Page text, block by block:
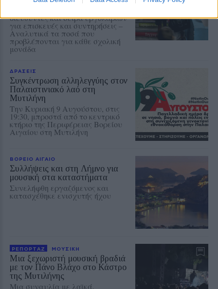
διευθυντές και σειρά εργολαβιών
για επισκευές και συντηρήσεις –
Αναλυτικά τα ποσά που
προβλέπονται για κάθε σχολική
μονάδα
ΔΡΑΣΕΙΣ
Συγκέντρωση αλληλεγγύης στον
Παλαιστινιακό λαό στη
Μυτιλήνη
Την Κυριακή 9 Αυγούστου, στις
19:30, μπροστά από το κεντρικό
κτήριο της Περιφέρειας Βορείου
Αιγαίου στη Μυτιλήνη
ΒΟΡΕΙΟ ΑΙΓΑΙΟ
Συλλήψεις και στη Λήμνο για
μουσική στα καταστήματα
Συνελήφθη εργαζόμενος και
κατασχέθηκε ενισχυτής ήχου
ΡΕΠΟΡΤΑΖ ΜΟΥΣΙΚΗ
Μια ξεχωριστή μουσική βραδιά
με τον Πάνο Βλάχο στο Κάστρο
της Μυτιλήνης
Μια συναυλία με λαϊκά,